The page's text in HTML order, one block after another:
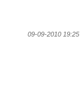
09-09-2010 19:25